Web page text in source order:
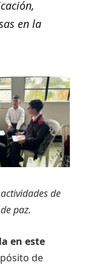
en la
de
paz.
en este
de